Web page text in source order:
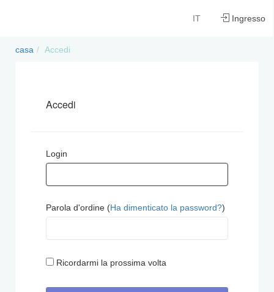
Ingresso
IT
casa Accedi
Accedi
Login
Parola d'ordine (Ha dimenticato la password?)
Ricordarmi la prossima volta